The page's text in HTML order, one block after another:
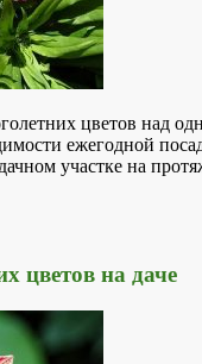
цветов над
ежегодной
участке на
цветов на даче